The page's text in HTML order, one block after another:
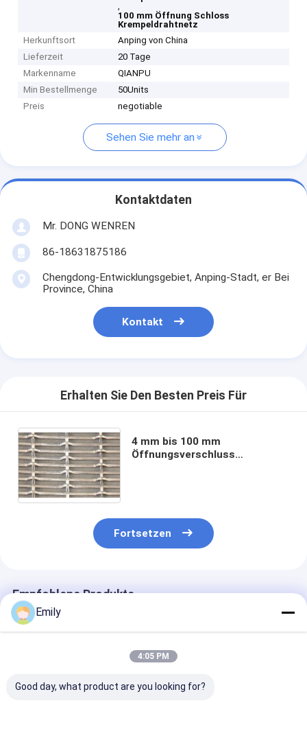
,
100 mm Öffnung Schloss
Krempeldrahtnetz
Herkunftsort
Anping von China
Lieferzeit
20 Tage
Markenname
QIANPU
Min Bestellmenge
50Units
Preis
negotiable
Sehen Sie mehr an
Kontaktdaten
Mr. DONG WENREN
86-18631875186
Chengdong-Entwicklungsgebiet, Anping-Stadt, er Bei
Province, China
Kontakt
Erhalten Sie Den Besten Preis Für
4 mm bis 100 mm
Öffnungsverschluss
Fortsetzen
Empfohlene Produkte
Emily
4:05 PM
Good day, what product are you looking for?